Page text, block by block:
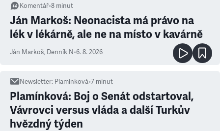
Komentář•8 minut
Ján Markoš: Neonacista má právo na
lék v lékárně, ale ne na místo v kavárně
Ján Markoš, Denník N•6. 8. 2026
Newsletter: Plamínková•7 minut
Plamínková: Boj o Senát odstartoval,
Vávrovci versus vláda a další Turkův
hvězdný týden